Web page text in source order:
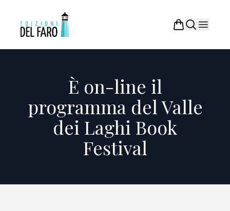
È on-line il
programma del Valle
dei Laghi Book
Festival